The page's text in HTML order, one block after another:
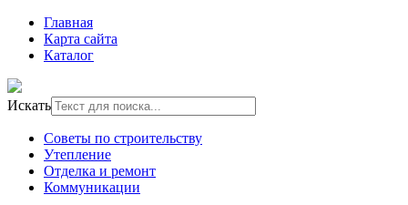
Главная
Карта сайта
Каталог
Искать
Советы по строительству
Утепление
Отделка и ремонт
Коммуникации